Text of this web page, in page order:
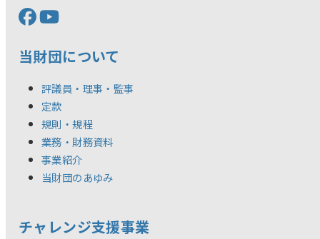
当財団について
評議員・理事・監事
定款
規則・規程
業務・財務資料
事業紹介
当財団のあゆみ
チャレンジ支援事業